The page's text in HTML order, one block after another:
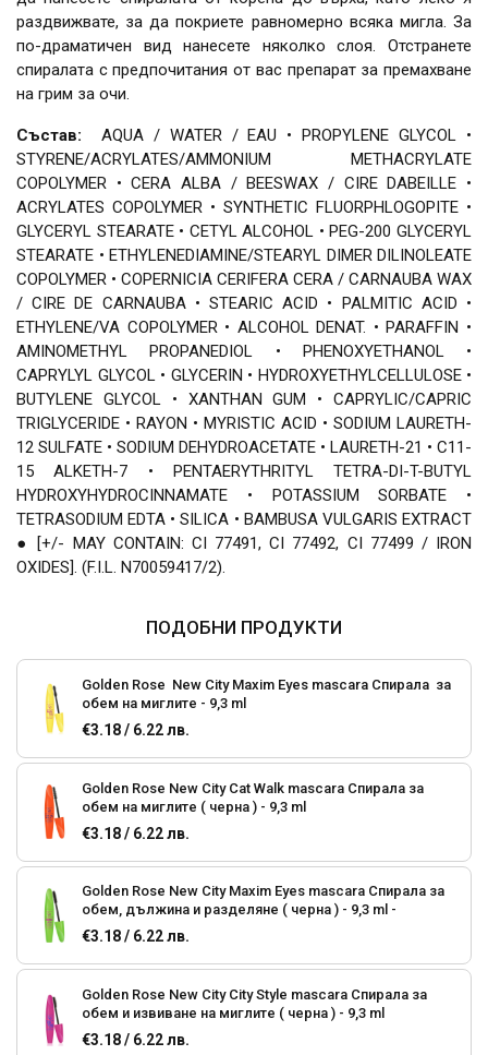
ПОДОБНИ ПРОДУКТИ
Golden Rose New City Maxim Eyes mascara Спирала за
обем на миглите - 9,3 ml
€3.18 / 6.22 лв.
Golden Rose New City Cat Walk mascara Спирала за
обем на миглите ( черна ) - 9,3 ml
€3.18 / 6.22 лв.
Golden Rose New City Maxim Eyes mascara Спирала за
обем, дължина и разделяне ( черна ) - 9,3 ml -
€3.18 / 6.22 лв.
Golden Rose New City City Style mascara Спирала за
обем и извиване на миглите ( черна ) - 9,3 ml
€3.18 / 6.22 лв.
раздвижвате, за да покриете равномерно всяка мигла. За
по-драматичен вид нанесете няколко слоя. Отстранете
спиралата с предпочитания от вас препарат за премахване
на грим за очи.
Състав:
AQUA / WATER / EAU • PROPYLENE GLYCOL •
STYRENE/ACRYLATES/AMMONIUM METHACRYLATE
COPOLYMER • CERA ALBA / BEESWAX / CIRE DABEILLE •
ACRYLATES COPOLYMER • SYNTHETIC FLUORPHLOGOPITE •
GLYCERYL STEARATE • CETYL ALCOHOL • PEG-200 GLYCERYL
STEARATE • ETHYLENEDIAMINE/STEARYL DIMER DILINOLEATE
COPOLYMER • COPERNICIA CERIFERA CERA / CARNAUBA WAX
/ CIRE DE CARNAUBA • STEARIC ACID • PALMITIC ACID •
ETHYLENE/VA COPOLYMER • ALCOHOL DENAT. • PARAFFIN •
AMINOMETHYL PROPANEDIOL • PHENOXYETHANOL •
CAPRYLYL GLYCOL • GLYCERIN • HYDROXYETHYLCELLULOSE •
BUTYLENE GLYCOL • XANTHAN GUM • CAPRYLIC/CAPRIC
TRIGLYCERIDE • RAYON • MYRISTIC ACID • SODIUM LAURETH-
12 SULFATE • SODIUM DEHYDROACETATE • LAURETH-21 • C11-
15 ALKETH-7 • PENTAERYTHRITYL TETRA-DI-T-BUTYL
HYDROXYHYDROCINNAMATE • POTASSIUM SORBATE •
TETRASODIUM EDTA • SILICA • BAMBUSA VULGARIS EXTRACT
● [+/- MAY CONTAIN: CI 77491, CI 77492, CI 77499 / IRON
OXIDES]. (F.I.L. N70059417/2).